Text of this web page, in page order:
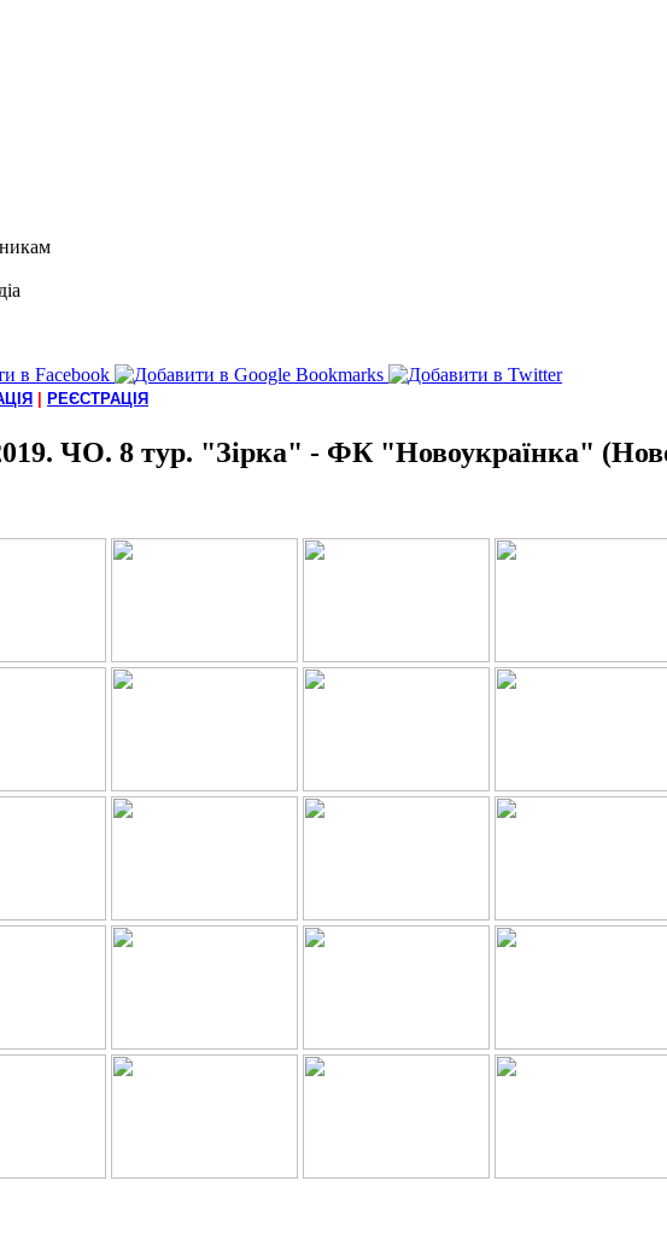
РЕЄСТРАЦІЯ
ЧО. 8 тур. "Зірка" - ФК "Новоукраїнка"